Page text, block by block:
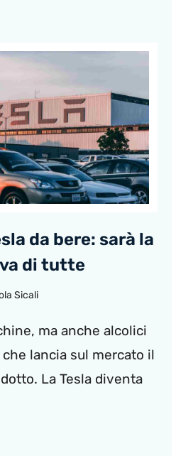
da bere: sarà la
di tutte
Sicali
ma anche alcolici
lancia sul mercato il
La Tesla diventa